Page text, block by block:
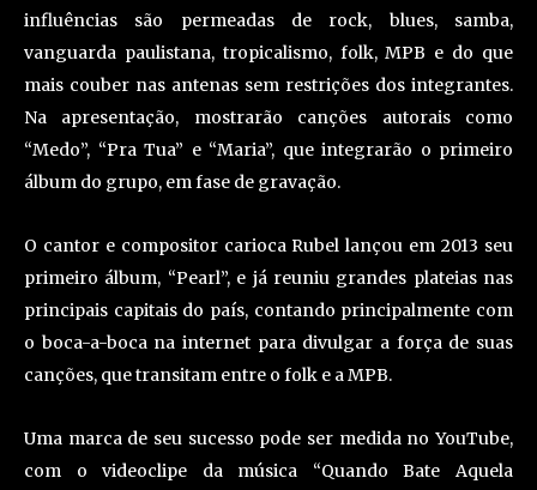
influências são permeadas de rock, blues, samba,
vanguarda paulistana, tropicalismo, folk, MPB e do que
mais couber nas antenas sem restrições dos integrantes.
Na apresentação, mostrarão canções autorais como
“Medo”, “Pra Tua” e “Maria”, que integrarão o primeiro
álbum do grupo, em fase de gravação.
O cantor e compositor carioca Rubel lançou em 2013 seu
primeiro álbum, “Pearl”, e já reuniu grandes plateias nas
principais capitais do país, contando principalmente com
o boca-a-boca na internet para divulgar a força de suas
canções, que transitam entre o folk e a MPB.
Uma marca de seu sucesso pode ser medida no YouTube,
com o videoclipe da música “Quando Bate Aquela